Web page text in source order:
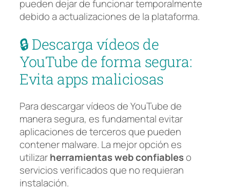
pueden dejar de funcionar temporalmente
debido a actualizaciones de la plataforma.
🔒 Descarga vídeos de
YouTube de forma segura:
Evita apps maliciosas
Para descargar vídeos de YouTube de
manera segura, es fundamental evitar
aplicaciones de terceros que pueden
contener malware. La mejor opción es
utilizarherramientas web confiableso
servicios verificados que no requieran
instalación.